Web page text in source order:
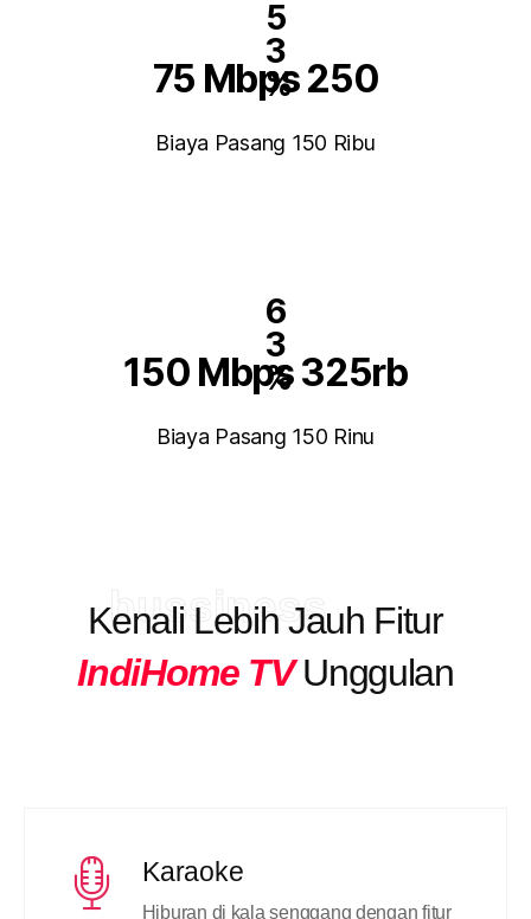
5
3
%
75 Mbps 250
Biaya Pasang 150 Ribu
6
3
%
150 Mbps 325rb
Biaya Pasang 150 Rinu
bussiness
Kenali Lebih Jauh Fitur
IndiHome TVUnggulan
Karaoke
Hiburan di kala senggang dengan fitur